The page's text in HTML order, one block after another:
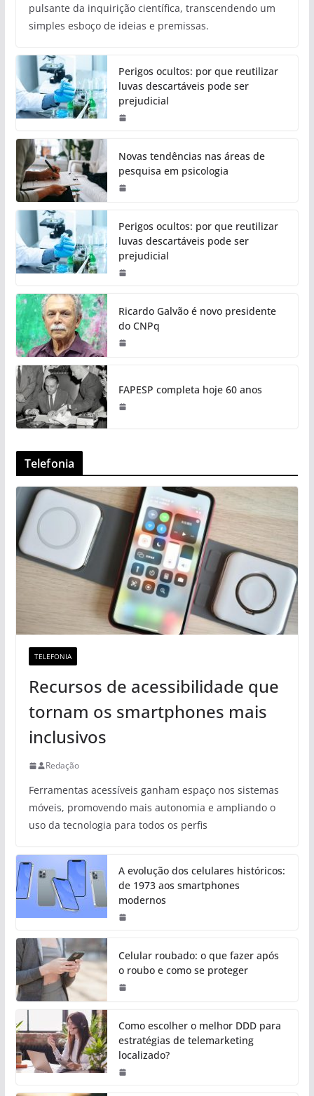
pulsante da inquirição científica, transcendendo um
simples esboço de ideias e premissas.
Perigos ocultos: por que reutilizar
luvas descartáveis pode ser
prejudicial
Novas tendências nas áreas de
pesquisa em psicologia
Perigos ocultos: por que reutilizar
luvas descartáveis pode ser
prejudicial
Ricardo Galvão é novo presidente
do CNPq
FAPESP completa hoje 60 anos
Telefonia
TELEFONIA
Recursos de acessibilidade que
tornam os smartphones mais
inclusivos
Redação
Ferramentas acessíveis ganham espaço nos sistemas
móveis, promovendo mais autonomia e ampliando o
uso da tecnologia para todos os perfis
A evolução dos celulares históricos:
de 1973 aos smartphones
modernos
Celular roubado: o que fazer após
o roubo e como se proteger
Como escolher o melhor DDD para
estratégias de telemarketing
localizado?